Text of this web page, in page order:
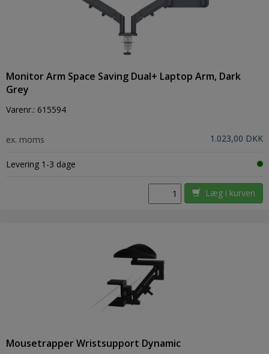
Monitor Arm Space Saving Dual+ Laptop Arm, Dark
Grey
Varenr.: 615594
ex. moms 1.023,00 DKK
Levering 1-3 dage
Læg i kurven
Mousetrapper Wristsupport Dynamic